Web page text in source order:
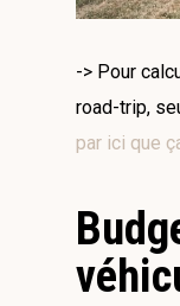
-> Pour
road-trip,
par ici que